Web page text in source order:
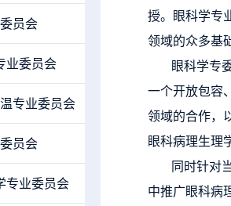
员会
业委员会
专业委员会
员会
专业委员会
授。眼科学专
领域的众多基
眼科学专
一个开放包容
领域的合作，
眼科病理生理
同时针对
中推广眼科病